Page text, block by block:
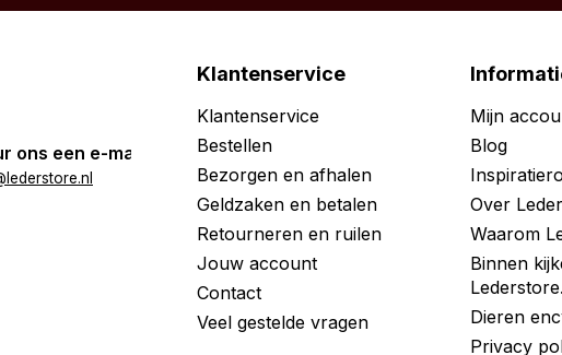
ons een e-mail
Klantenservice
Klantenservice
Bestellen
Bezorgen en afhalen
Geldzaken en betalen
Retourneren en ruilen
Jouw account
Contact
Veel gestelde vragen
Mijn
Blog
Over
Waarom
Binnen
Dieren
Privacy